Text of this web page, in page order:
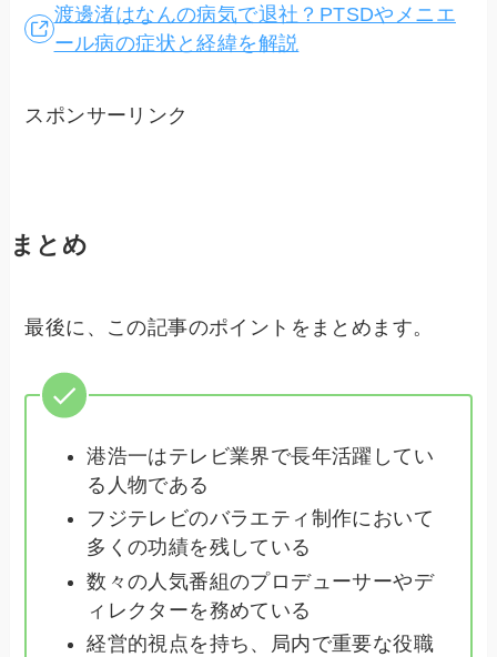
渡邊渚はなんの病気で退社？PTSDやメニエ
ール病の症状と経緯を解説
スポンサーリンク
まとめ
最後に、この記事のポイントをまとめます。
港浩一はテレビ業界で長年活躍してい
る人物である
フジテレビのバラエティ制作において
多くの功績を残している
数々の人気番組のプロデューサーやデ
ィレクターを務めている
経営的視点を持ち、局内で重要な役職